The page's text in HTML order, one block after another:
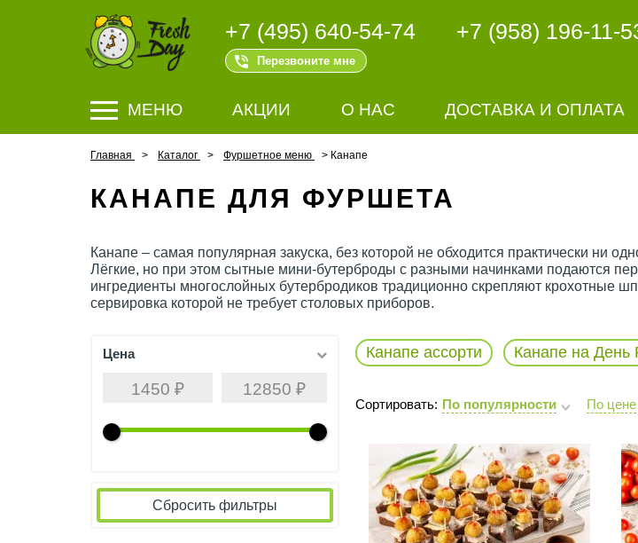
+7 (495) 640-54-74
Перезвоните мне
+7 (958) 196-11-
МЕНЮ АКЦИИ О НАС ДОСТАВКА И ОПЛАТА
Главная Каталог Фуршетное меню Канапе
КАНАПЕ ДЛЯ ФУРШЕТА
Канапе – самая популярная закуска, без которой не обходится практически ни
Лёгкие, но при этом сытные мини-бутерброды с разными начинками подаются
ингредиенты многослойных бутербродиков традиционно скрепляют крохотные
сервировка которой не требует столовых приборов.
Цена
Сбросить фильтры
Канапе ассорти Канапе на День
Сортировать: По популярности По цене